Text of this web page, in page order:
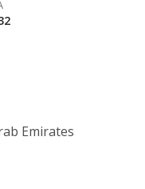
Emirates